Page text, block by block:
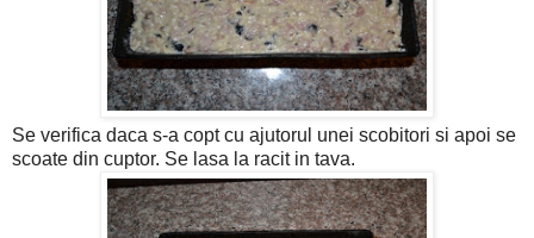
Se verifica daca s-a copt cu ajutorul unei scobitori si apoi se
scoate din cuptor. Se lasa la racit in tava.